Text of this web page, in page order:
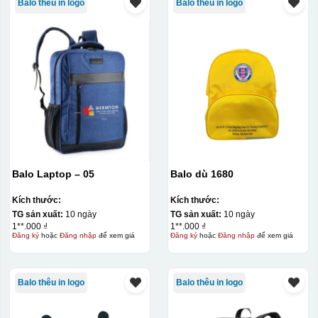
Balo thêu in logo
Balo Laptop – 05
Kích thước:
TG sản xuất: 10 ngày
1**.000 ₫
Đăng kýhoặc Đăng nhậpđể xem giá
Balo thêu in logo
Balo dù 1680
Kích thước:
TG sản xuất: 10 ngày
1**.000 ₫
Đăng kýhoặc Đăng nhậpđể xem giá
Balo thêu in logo Balo thêu in logo